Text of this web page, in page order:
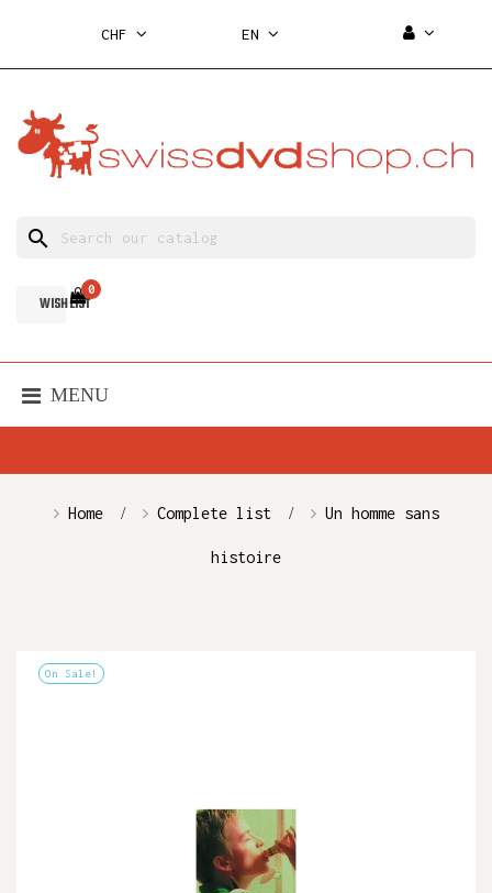
CHF EN
search
WISH LIST
0
MENU
Home Complete list Un homme sans
histoire
On Sale!